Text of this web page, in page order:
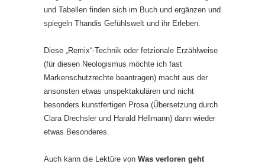
und Tabellen finden sich im Buch und ergänzen und
spiegeln Thandis Gefühlswelt und ihr Erleben.
Diese „Remix“-Technik oder fetzionale Erzählweise
(für diesen Neologismus möchte ich fast
Markenschutzrechte beantragen) macht aus der
ansonsten etwas unspektakulären und nicht
besonders kunstfertigen Prosa (Übersetzung durch
Clara Drechsler und Harald Hellmann) dann wieder
etwas Besonderes.
Auch kann die Lektüre von Was verloren geht